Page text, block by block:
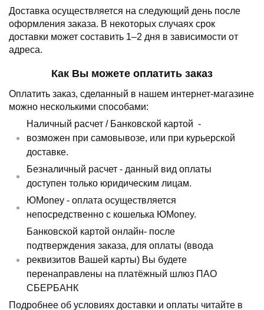
Доставка осуществляется на следующий день после
оформления заказа. В некоторых случаях срок
доставки может составить 1–2 дня в зависимости от
адреса.
Как Вы можете оплатить заказ
Оплатить заказ, сделанный в нашем интернет-магазине
можно несколькими способами:
Наличный расчет / Банковской картой -
возможен при самовывозе, или при курьерской
доставке.
Безналичный расчет - данный вид оплаты
доступен только юридическим лицам.
ЮMoney - оплата осуществляется
непосредственно с кошелька ЮMoney.
Банковской картой онлайн- после
подтверждения заказа, для оплаты (ввода
реквизитов Вашей карты) Вы будете
перенаправлены на платёжный шлюз ПАО
СБЕРБАНК
Подробнее об условиях доставки и оплаты читайте в